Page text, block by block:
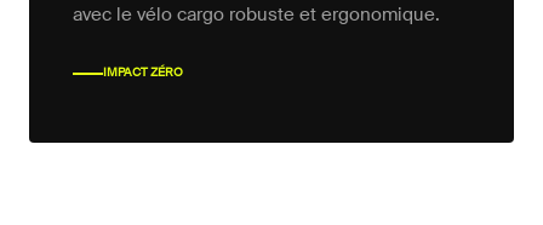
avec le vélo cargo robuste et ergonomique.
IMPACT ZÉRO